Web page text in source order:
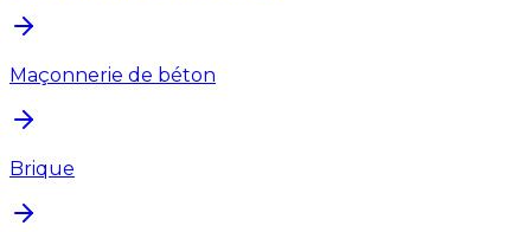
Maçonnerie de béton
Brique